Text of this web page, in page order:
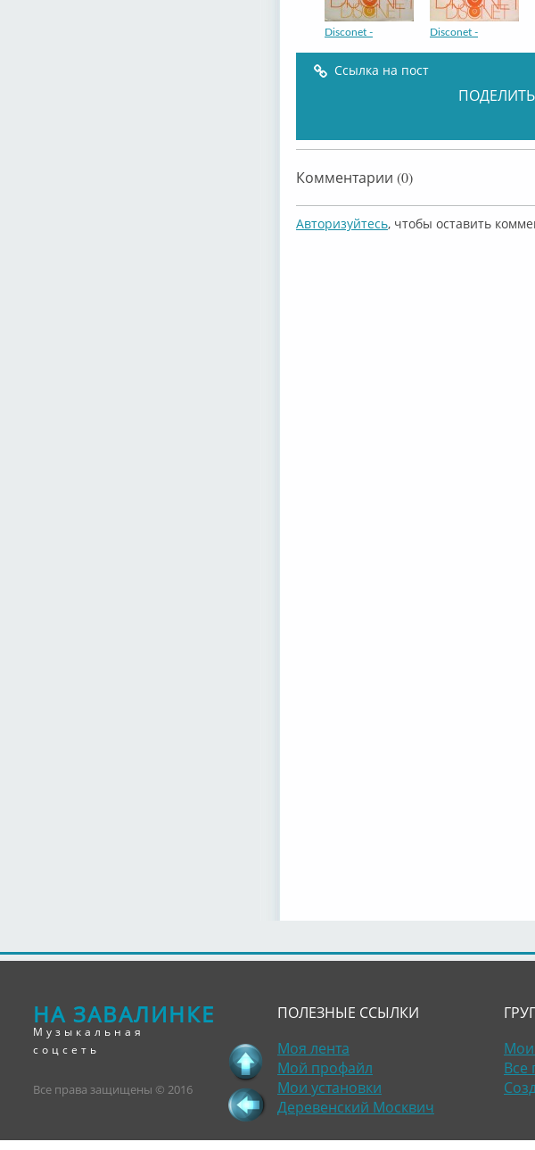
Disconet - Disconet -
Ссылка на пост
Комментарии (0)
Авторизуйтесь, чтобы оставить
НА ЗАВАЛИНКЕ
Музыкальная
соцсеть
Все права защищены © 2016
ПОЛЕЗНЫЕ ССЫЛКИ
Моя лента
Мой профайл
Мои установки
Деревенский Москвич
Мои
Все